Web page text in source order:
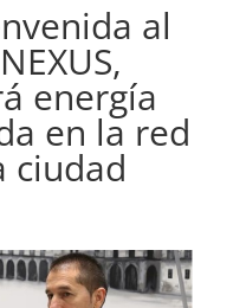
al
energía
en la red
ciudad